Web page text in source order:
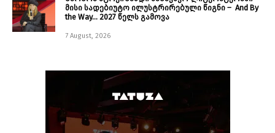
მისი სადებიუტო ილუსტრირებული წიგნი – And By
the Way… 2027 წელს გამოვა
7 August, 2026